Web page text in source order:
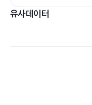
유사데이터